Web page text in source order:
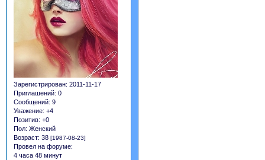
Зарегистрирован: 2011-11-17
Приглашений: 0
Сообщений: 9
Уважение: +4
Позитив: +0
Пол: Женский
Возраст: 38 [1987-08-23]
Провел на форуме:
4 часа 48 минут